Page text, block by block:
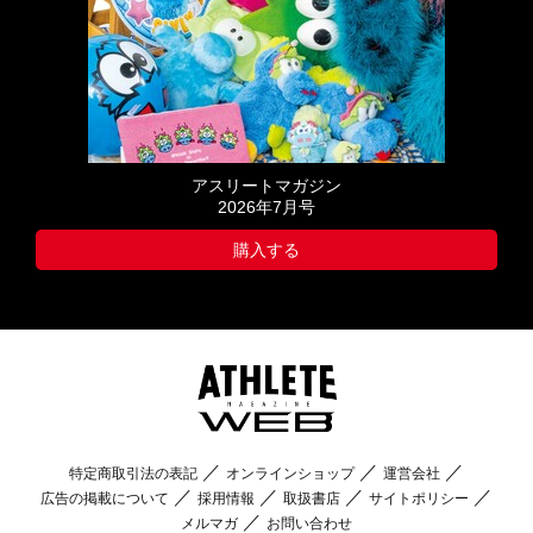
アスリートマガジン
2026年7月号
購入する
特定商取引法の表記 オンラインショップ
運営会社
広告の掲載について
採用情報 取扱書店
サイトポリシー
メルマガ
お問い合わせ